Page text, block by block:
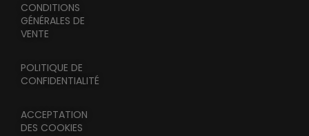
CONDITIONS
GÉNÉRALES DE
VENTE
POLITIQUE DE
CONFIDENTIALITÉ
ACCEPTATION
DES COOKIES